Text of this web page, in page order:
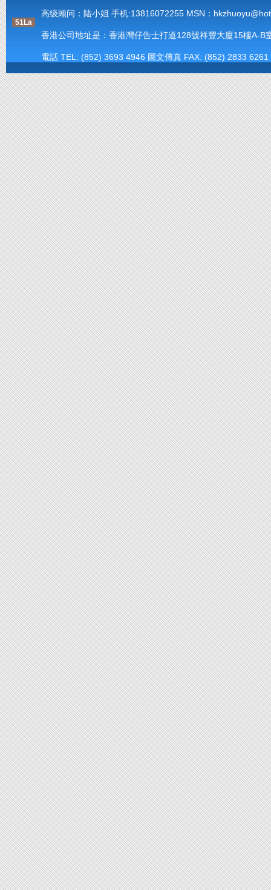
51La
高级顾问：陆小姐 手机:13816072255 MSN：
香港公司地址是：香港灣仔告士打道128號祥豐大廈15樓A-
電話 TEL: (852) 3693 4946 圖文傳真 FAX: (852) 2833